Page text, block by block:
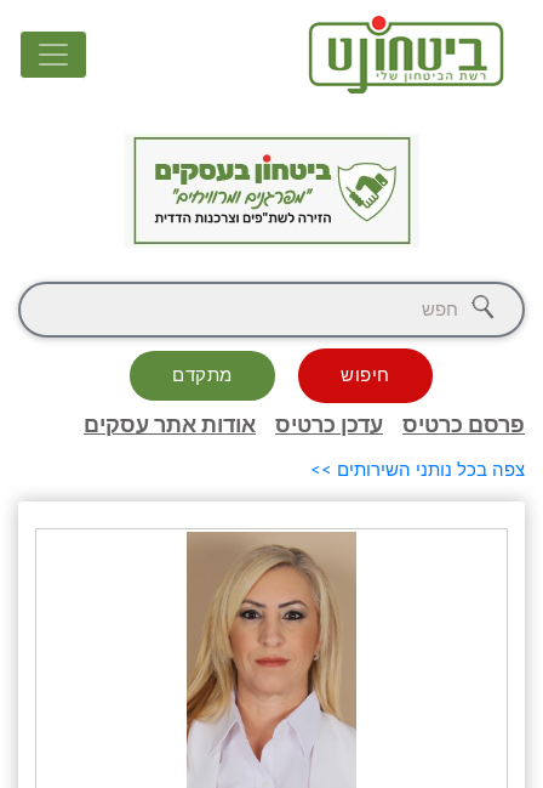
חיפוש מתקדם
פרסם כרטיס עדכן כרטיס אודות אתר עסקים
צפה בכל נותני השירותים >>